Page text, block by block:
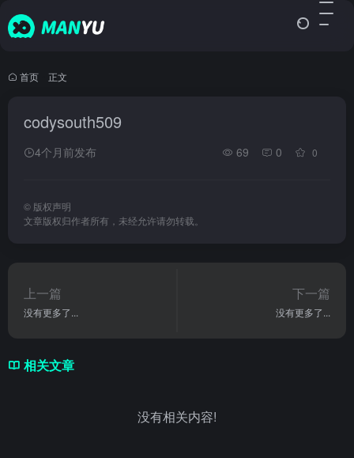
首页 正文
codysouth509
4个月前发布 69 0 0
© 版权声明
文章版权归作者所有，未经允许请勿转载。
上一篇
没有更多了...
下一篇
没有更多了...
相关文章
没有相关内容!